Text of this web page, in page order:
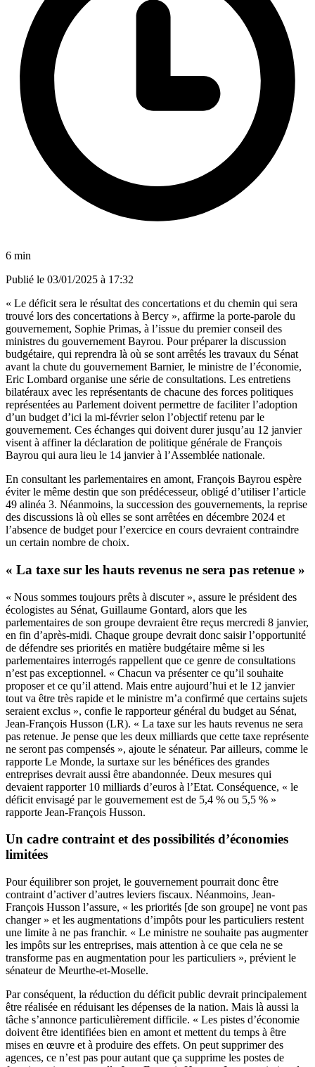
6 min
Publié le 03/01/2025 à 17:32
« Le déficit sera le résultat des concertations et du chemin qui sera
trouvé lors des concertations à Bercy », affirme la porte-parole du
gouvernement, Sophie Primas, à l’issue du premier conseil des
ministres du gouvernement Bayrou. Pour préparer la discussion
budgétaire, qui reprendra là où se sont arrêtés les travaux du Sénat
avant la chute du gouvernement Barnier, le ministre de l’économie,
Eric Lombard organise une série de consultations. Les entretiens
bilatéraux avec les représentants de chacune des forces politiques
représentées au Parlement doivent permettre de faciliter l’adoption
d’un budget d’ici la mi-février selon l’objectif retenu par le
gouvernement. Ces échanges qui doivent durer jusqu’au 12 janvier
visent à affiner la déclaration de politique générale de François
Bayrou qui aura lieu le 14 janvier à l’Assemblée nationale.
En consultant les parlementaires en amont, François Bayrou espère
éviter le même destin que son prédécesseur, obligé d’utiliser l’article
49 alinéa 3. Néanmoins, la succession des gouvernements, la reprise
des discussions là où elles se sont arrêtées en décembre 2024 et
l’absence de budget pour l’exercice en cours devraient contraindre
un certain nombre de choix.
« La taxe sur les hauts revenus ne sera pas retenue »
« Nous sommes toujours prêts à discuter », assure le président des
écologistes au Sénat, Guillaume Gontard, alors que les
parlementaires de son groupe devraient être reçus mercredi 8 janvier,
en fin d’après-midi. Chaque groupe devrait donc saisir l’opportunité
de défendre ses priorités en matière budgétaire même si les
parlementaires interrogés rappellent que ce genre de consultations
n’est pas exceptionnel. « Chacun va présenter ce qu’il souhaite
proposer et ce qu’il attend. Mais entre aujourd’hui et le 12 janvier
tout va être très rapide et le ministre m’a confirmé que certains sujets
seraient exclus », confie le rapporteur général du budget au Sénat,
Jean-François Husson (LR). « La taxe sur les hauts revenus ne sera
pas retenue. Je pense que les deux milliards que cette taxe représente
ne seront pas compensés », ajoute le sénateur. Par ailleurs, comme le
rapporte Le Monde, la surtaxe sur les bénéfices des grandes
entreprises devrait aussi être abandonnée. Deux mesures qui
devaient rapporter 10 milliards d’euros à l’Etat. Conséquence, « le
déficit envisagé par le gouvernement est de 5,4 % ou 5,5 % »
rapporte Jean-François Husson.
Un cadre contraint et des possibilités d’économies
limitées
Pour équilibrer son projet, le gouvernement pourrait donc être
contraint d’activer d’autres leviers fiscaux. Néanmoins, Jean-
François Husson l’assure, « les priorités [de son groupe] ne vont pas
changer » et les augmentations d’impôts pour les particuliers restent
une limite à ne pas franchir. « Le ministre ne souhaite pas augmenter
les impôts sur les entreprises, mais attention à ce que cela ne se
transforme pas en augmentation pour les particuliers », prévient le
sénateur de Meurthe-et-Moselle.
Par conséquent, la réduction du déficit public devrait principalement
être réalisée en réduisant les dépenses de la nation. Mais là aussi la
tâche s’annonce particulièrement difficile. « Les pistes d’économie
doivent être identifiées bien en amont et mettent du temps à être
mises en œuvre et à produire des effets. On peut supprimer des
agences, ce n’est pas pour autant que ça supprime les postes de